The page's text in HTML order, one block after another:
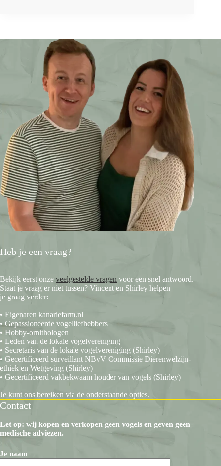
Heb je een vraag?
Bekijk eerst onze veelgestelde vragen voor een snel antwoord.
Staat je vraag er niet tussen? Vincent en Shirley helpen
je graag verder:
• Eigenaren kanariefarm.nl
• Gepassioneerde vogelliefhebbers
• Hobby-ornithologen
• Leden van de lokale vogelvereniging
• Secretaris van de lokale vogelvereniging (Shirley)
• Gecertificeerd surveillant NBvV Commissie Dierenwelzijn-
ethiek en Wetgeving (Shirley)
• Gecertificeerd vakbekwaam houder van vogels (Shirley)
Je kunt ons bereiken via de onderstaande opties.
Contact
Let op: wij kopen en verkopen geen vogels en geven geen
medische adviezen.
Je naam